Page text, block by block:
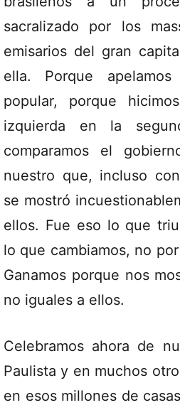
sacralizado por los
emisarios del gran
ella. Porque
popular, porque
izquierda en la
comparamos el
nuestro que, incluso
se mostró
ellos. Fue eso lo que
lo que cambiamos, no
Ganamos porque nos
no iguales a ellos.
Celebramos ahora de
Paulista y en muchos
en esos millones de